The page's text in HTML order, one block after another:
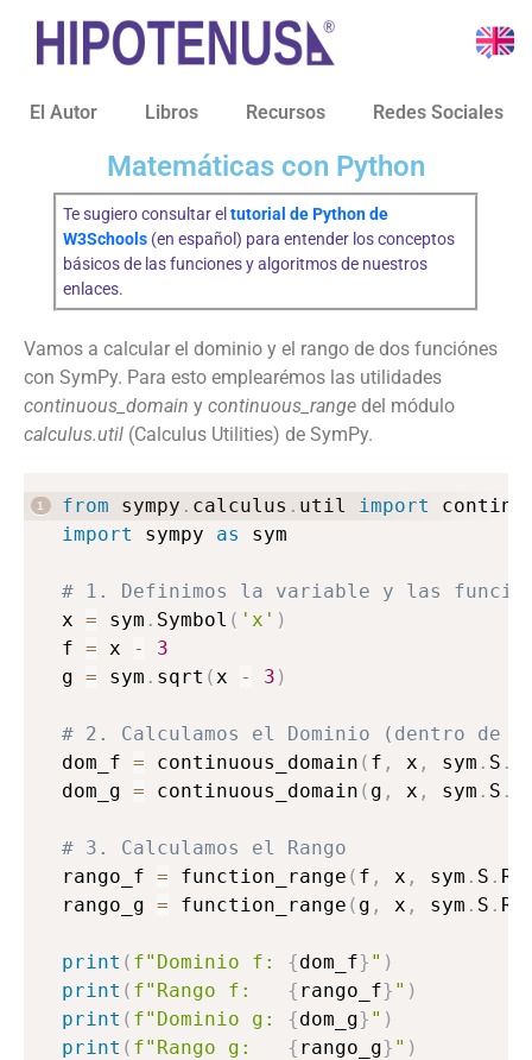
El Autor Libros Recursos Redes Sociales
Matemáticas con Python
Te sugiero consultar el tutorial de Python de
W3Schools(en español) para entender los conceptos
básicos de las funciones y algoritmos de nuestros
enlaces.
Vamos a calcular el dominio y el rango de dos funciónes
con SymPy. Para esto emplearémos las utilidades
continuous_domain y continuous_range del módulo
calculus.util (Calculus Utilities) de SymPy.
from sympy . calculus . util import
import
sympy as sym
# 1. Definimos la variable y las
x = sym . Symbol ( 'x' )
f = x -
3
g = sym . sqrt (x - 3 )
# 2. Calculamos el Dominio (dentro de
dom_f = continuous_domain ( f , x , sym . S .
dom_g = continuous_domain ( g , x , sym . S .
# 3. Calculamos el Rango
rango_f = function_range ( f , x , sym . S .
rango_g = function_range ( g , x , sym . S .
print ( f"Dominio f: {dom_f} " )
print ( f"Rango f: { rango_f} " )
print ( f"Dominio g: {dom_g} " )
print ( f"Rango g: { rango_g} " )